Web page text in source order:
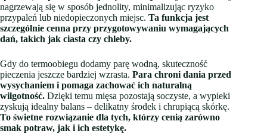
nagrzewają się w sposób jednolity, minimalizując ryzyko
przypaleń lub niedopieczonych miejsc. Ta funkcja jest
szczególnie cenna przy przygotowywaniu wymagających
dań, takich jak ciasta czy chleby.
Gdy do termoobiegu dodamy parę wodną, skuteczność
pieczenia jeszcze bardziej wzrasta. Para chroni dania przed
wysychaniem i pomaga zachować ich naturalną
wilgotność. Dzięki temu mięsa pozostają soczyste, a wypieki
zyskują idealny balans – delikatny środek i chrupiącą skórkę.
To świetne rozwiązanie dla tych, którzy cenią zarówno
smak potraw, jak i ich estetykę.